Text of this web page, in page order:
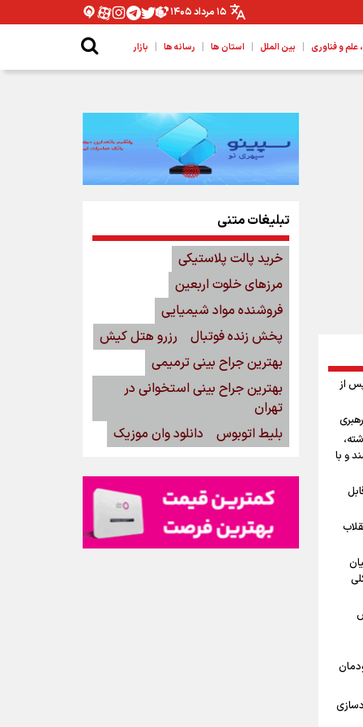
۱۵ مرداد ۱۴۰۵
و فناوری | بین الملل | استان ها | رسانه ها | بازار
از
و با
تبلیغات متنی
خرید پالت پلاستیکی
مرزهای خلوت اربعین
فروشنده مواد شیمیایی
پخش زنده فوتبال
رزرو هتل کیش
بهترین جراح بینی ترمیمی
بهترین جراح بینی استخوانی در
تهران
بلیط اتوبوس
دانلود وان موزیک